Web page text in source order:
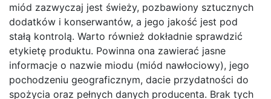
miód zazwyczaj jest świeży, pozbawiony sztucznych
dodatków i konserwantów, a jego jakość jest pod
stałą kontrolą. Warto również dokładnie sprawdzić
etykietę produktu. Powinna ona zawierać jasne
informacje o nazwie miodu (miód nawłociowy), jego
pochodzeniu geograficznym, dacie przydatności do
spożycia oraz pełnych danych producenta. Brak tych